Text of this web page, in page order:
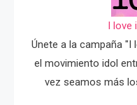
I
Únete a la campaña "I
el movimiento idol
vez seamos más